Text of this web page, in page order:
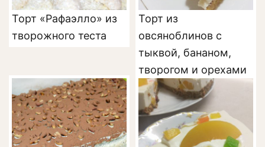
Торт «Рафаэлло» из
творожного теста
Торт из
овсяноблинов с
тыквой, бананом,
творогом и орехами